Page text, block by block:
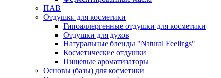
ПАВ
Отдушки для косметики
Гипоаллергенные отдушки для косметики
Отдушки для духов
Натуральные бленды "Natural Feelings"
Косметические отдушки
Пищевые ароматизаторы
Основы (базы) для косметики